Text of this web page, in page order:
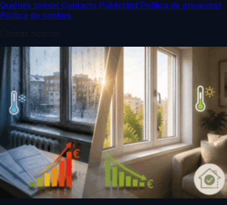
Quiénes somos Contacto Publicidad Política de privacidad
Política de cookies